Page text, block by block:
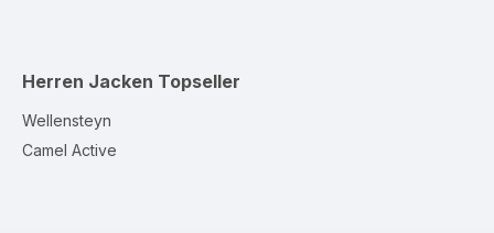
Herren Jacken Topseller
Wellensteyn
Camel Active